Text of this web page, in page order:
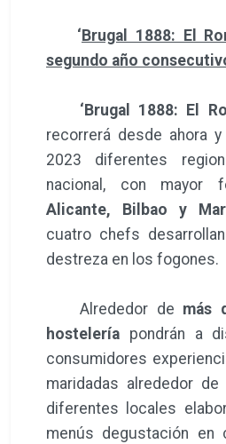
‘ Brugal 1888: El
segundo año
‘Brugal 1888: El
recorrerá desde ahora
2023 diferentes
nacional, con mayor
Alicante, Bilbao y
cuatro chefs
destreza en los fogones.
Alrededor de más
hostelería pondrán a
consumidores
maridadas alrededor
diferentes locales
menús degustación en